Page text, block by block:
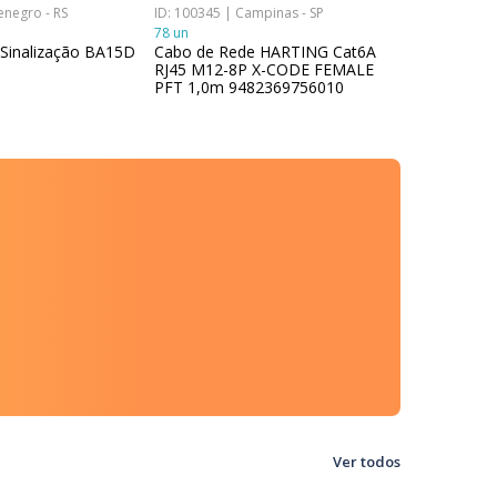
- RS
BA15D
ID: 100345 | Campinas - SP
78 un
Cabo de Rede HARTING Cat6A
RJ45 M12-8P X-CODE FEMALE
PFT 1,0m 9482369756010
Ver todos